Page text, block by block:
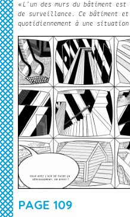
«L’un des murs du bâtiment est
de surveillance. Ce bâtiment
quotidiennement à une situation
PAGE 109